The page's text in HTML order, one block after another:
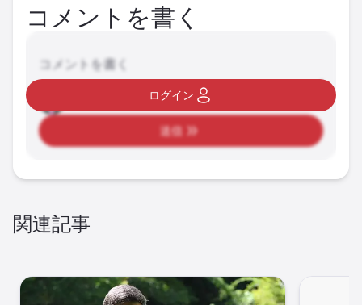
コメントを書く
コメントを書く
送信
ログイン
関連記事